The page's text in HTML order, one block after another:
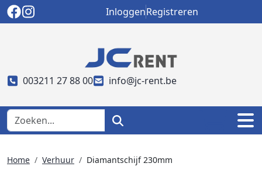
InloggenRegistreren
003211 27 88 00 info@jc-rent.be
Home Verhuur
Diamantschijf 230mm